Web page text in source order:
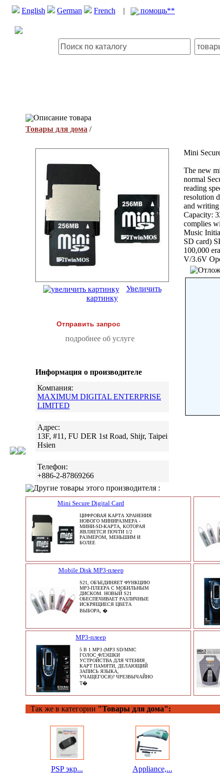
English German French | помощь**
Описание товара
Товары для дома /
Увеличить
картинку
Отправить запрос
подробнее об услуге
Информация о производителе
Компания:
MAXIMUM DIGITAL ENTERPRISE
LIMITED
Адрес:
13F, #11, FU DER 1st Road, Shijr, Taipei
Hsien
Телефон:
+886-2-87869266
Mini
The new
normal
reading
resolution
and writing
Capacity:
complies
Music
SD card)
100,000
V/3.6V
Другие товары этого производителя :
Mini Secure Digital Card
ЦИФРОВАЯ КАРТА ХРАНЕНИЯ
НОВОГО МИНИРАЗМЕРА -
МИНИ-SD-КАРТА, КОТОРАЯ
ЯВЛЯЕТСЯ ПОЧТИ 1/2
РАЗМЕРОМ, МЕНЬШИМ И
БОЛЕЕ
Mobile Disk MP3-плеер
S21, ОБЪЕДИНЯЕТ ФУНКЦИЮ
MP3-ПЛЕЕРА С МОБИЛЬНЫМ
ДИСКОМ. НОВЫЙ S21
ОБЕСПЕЧИВАЕТ РАЗЛИЧНЫЕ
ИСКРЯЩИЕСЯ ЦВЕТА
ВЫБОРА, �
MP3-плеер
5 В 1 MP3 (MP3 SD/MMC
ГОЛОС ФЛЭШКИ
УСТРОЙСТВА ДЛЯ ЧТЕНИЯ
КАРТ ПАМЯТИ, ДЕЛАЮЩИЙ
ЗАПИСЬ ЯЗЫКА,
УЧАЩЕГОСЯ)? ЧРЕЗВЫЧАЙНО
Т�
Так же в категории "Товары для дома":
PSP экр... Appliance,...